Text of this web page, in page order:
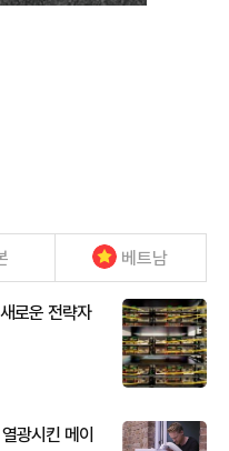
베트남
로운 전략자
광시킨 메이